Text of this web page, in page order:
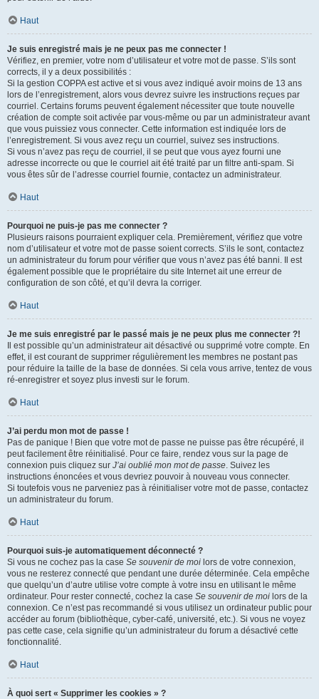
Haut
Je suis enregistré mais je ne peux pas me connecter !
Vérifiez, en premier, votre nom d’utilisateur et votre mot de passe. S’ils sont
corrects, il y a deux possibilités :
Si la gestion COPPA est active et si vous avez indiqué avoir moins de 13 ans
lors de l’enregistrement, alors vous devrez suivre les instructions reçues par
courriel. Certains forums peuvent également nécessiter que toute nouvelle
création de compte soit activée par vous-même ou par un administrateur avant
que vous puissiez vous connecter. Cette information est indiquée lors de
l’enregistrement. Si vous avez reçu un courriel, suivez ses instructions.
Si vous n’avez pas reçu de courriel, il se peut que vous ayez fourni une
adresse incorrecte ou que le courriel ait été traité par un filtre anti-spam. Si
vous êtes sûr de l’adresse courriel fournie, contactez un administrateur.
Haut
Pourquoi ne puis-je pas me connecter ?
Plusieurs raisons pourraient expliquer cela. Premièrement, vérifiez que votre
nom d’utilisateur et votre mot de passe soient corrects. S’ils le sont, contactez
un administrateur du forum pour vérifier que vous n’avez pas été banni. Il est
également possible que le propriétaire du site Internet ait une erreur de
configuration de son côté, et qu’il devra la corriger.
Haut
Je me suis enregistré par le passé mais je ne peux plus me connecter ?!
Il est possible qu’un administrateur ait désactivé ou supprimé votre compte. En
effet, il est courant de supprimer régulièrement les membres ne postant pas
pour réduire la taille de la base de données. Si cela vous arrive, tentez de vous
ré-enregistrer et soyez plus investi sur le forum.
Haut
J’ai perdu mon mot de passe !
Pas de panique ! Bien que votre mot de passe ne puisse pas être récupéré, il
peut facilement être réinitialisé. Pour ce faire, rendez vous sur la page de
connexion puis cliquez sur J’ai oublié mon mot de passe. Suivez les
instructions énoncées et vous devriez pouvoir à nouveau vous connecter.
Si toutefois vous ne parveniez pas à réinitialiser votre mot de passe, contactez
un administrateur du forum.
Haut
Pourquoi suis-je automatiquement déconnecté ?
Si vous ne cochez pas la case Se souvenir de moi lors de votre connexion,
vous ne resterez connecté que pendant une durée déterminée. Cela empêche
que quelqu’un d’autre utilise votre compte à votre insu en utilisant le même
ordinateur. Pour rester connecté, cochez la case Se souvenir de moi lors de la
connexion. Ce n’est pas recommandé si vous utilisez un ordinateur public pour
accéder au forum (bibliothèque, cyber-café, université, etc.). Si vous ne voyez
pas cette case, cela signifie qu’un administrateur du forum a désactivé cette
fonctionnalité.
Haut
À quoi sert « Supprimer les cookies » ?